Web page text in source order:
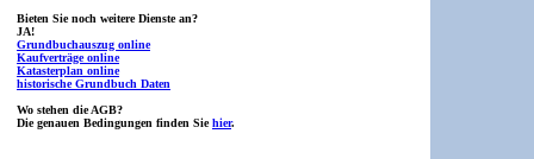
Bieten Sie noch weitere Dienste an?
JA!
Grundbuchauszug online
Kaufverträge online
Katasterplan online
historische Grundbuch Daten
Wo stehen die AGB?
Die genauen Bedingungen finden Siehier.